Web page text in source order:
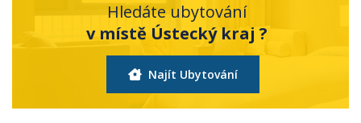
Hledáte ubytování
v místě Ústecký kraj ?
Najít Ubytování